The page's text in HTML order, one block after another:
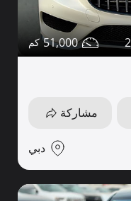
51,000
مشاركة
دبي